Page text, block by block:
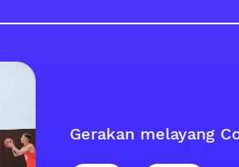
Gerakan melayang